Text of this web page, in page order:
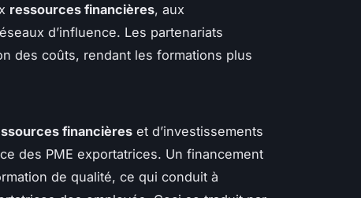
ressources financières, aux
d’influence. Les partenariats
des coûts, rendant les formations plus
financières et d’investissements
des PME exportatrices. Un financement
de qualité, ce qui conduit à